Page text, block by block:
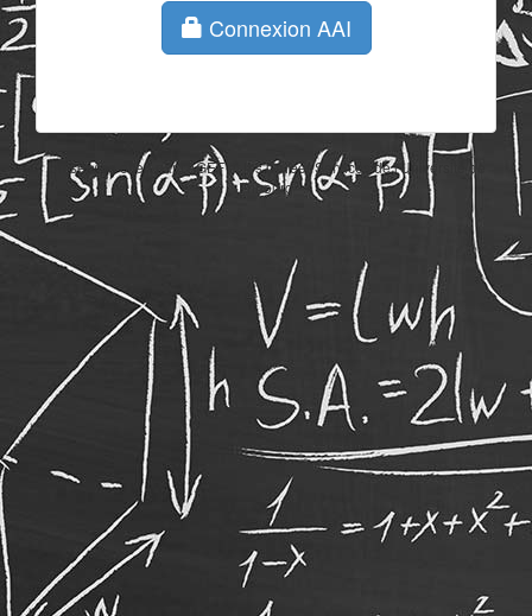
Connexion AAI
Un service offert par l'AGEF et les Career Services de l'Université de
Fribourg